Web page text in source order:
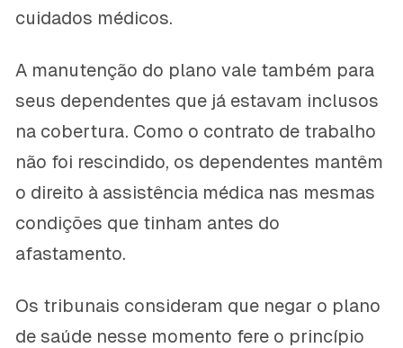
cuidados médicos.
A manutenção do plano vale também para
seus dependentes que já estavam inclusos
na cobertura. Como o contrato de trabalho
não foi rescindido, os dependentes mantêm
o direito à assistência médica nas mesmas
condições que tinham antes do
afastamento.
Os tribunais consideram que negar o plano
de saúde nesse momento fere o princípio